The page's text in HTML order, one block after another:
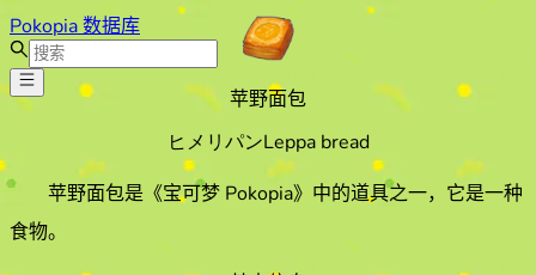
Pokopia 数据库
苹野面包
ヒメリパンLeppa bread
苹野面包是《宝可梦 Pokopia》中的道具之一，它是一种
食物。